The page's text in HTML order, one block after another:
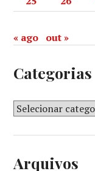
« ago out »
Categorias
Arquivos